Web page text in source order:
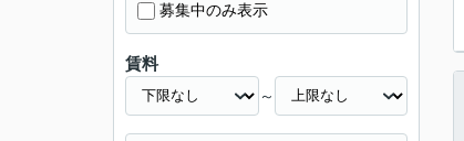
募集中のみ表示
賃料
～